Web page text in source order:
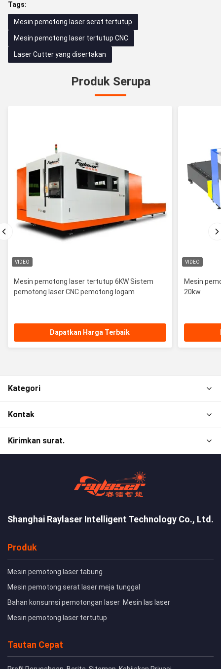
Tags:
Mesin pemotong laser serat tertutup
Mesin pemotong laser tertutup CNC
Laser Cutter yang disertakan
Produk Serupa
VIDEO
Mesin pemotong laser tertutup 6KW Sistem
pemotong laser CNC pemotong logam
Dapatkan Harga Terbaik
VIDEO
Mesin
20kw
Kategori
Kontak
Kirimkan surat.
Shanghai Raylaser Intelligent Technology Co., Ltd.
Produk
Mesin pemotong laser tabung
Mesin pemotong serat laser meja tunggal
Bahan konsumsi pemotongan laser Mesin las laser
Mesin pemotong laser tertutup
Tautan Cepat